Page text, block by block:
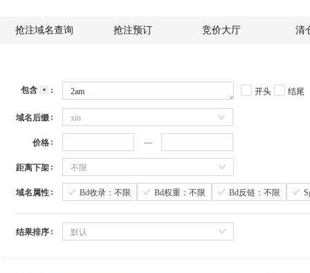
抢注域名查询 抢注预订 竞价大厅 清
包含 开头 结尾
域名后缀 xin
价格
距离下架 不限
域名属性 Bd收录：不限 Bd权重：不限 Bd反链：不限
结果排序 默认